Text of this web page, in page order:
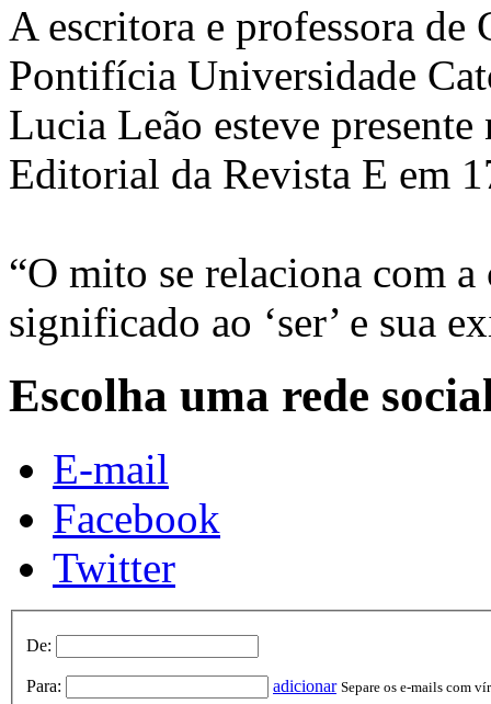
A escritora e professora de
Pontifícia Universidade
Lucia Leão esteve
Editorial da Revista E em
“O mito se relaciona com a
significado ao ‘ser’ e sua
Escolha uma rede
E-mail
Facebook
Twitter
De:
Para: adicionar Separe os e-mails com